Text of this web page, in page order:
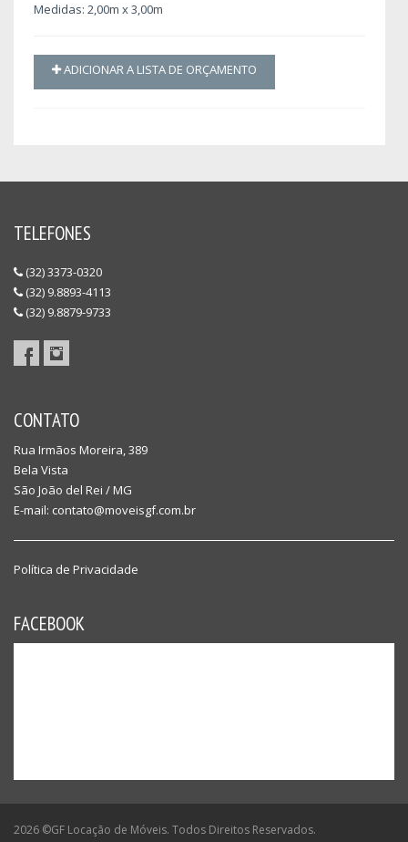
Medidas: 2,00m x 3,00m
ADICIONAR A LISTA DE ORÇAMENTO
TELEFONES
(32) 3373-0320
(32) 9.8893-4113
(32) 9.8879-9733
CONTATO
Rua Irmãos Moreira, 389
Bela Vista
São João del Rei / MG
E-mail: contato@moveisgf.com.br
Política de Privacidade
FACEBOOK
2026 ©GF Locação de Móveis. Todos Direitos Reservados.